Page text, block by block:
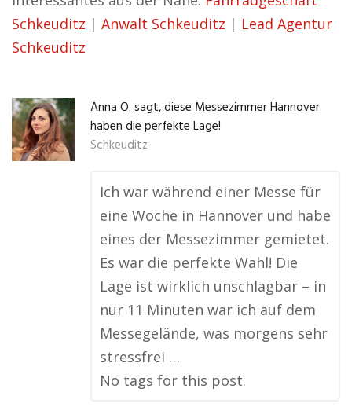
Schkeuditz | Anwalt Schkeuditz | Lead Agentur
Schkeuditz
Anna O. sagt, diese Messezimmer Hannover
haben die perfekte Lage!
Schkeuditz
Ich war während einer Messe für
eine Woche in Hannover und habe
eines der Messezimmer gemietet.
Es war die perfekte Wahl! Die
Lage ist wirklich unschlagbar – in
nur 11 Minuten war ich auf dem
Messegelände, was morgens sehr
stressfrei …
No tags for this post.